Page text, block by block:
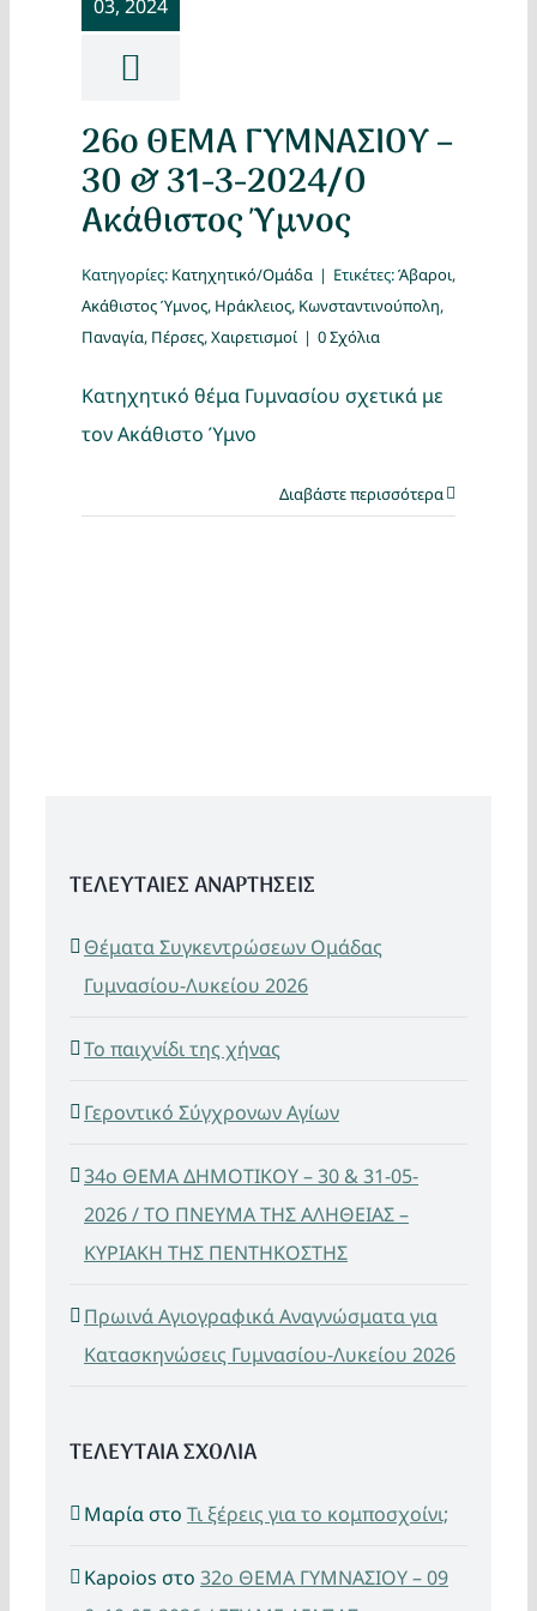
03, 2024
26ο ΘΕΜΑ ΓΥΜΝΑΣΙΟΥ –
30 & 31-3-2024/Ο
Ακάθιστος Ύμνος
Κατηγορίες: Κατηχητικό/Ομάδα | Ετικέτες:Άβαροι,
Ακάθιστος Ύμνος, Ηράκλειος, Κωνσταντινούπολη,
Παναγία, Πέρσες,Χαιρετισμοί | 0 Σχόλια
Κατηχητικό θέμα Γυμνασίου σχετικά με
τον Ακάθιστο Ύμνο
Διαβάστε περισσότερα
ΤΕΛΕΥΤΑΙΕΣ ΑΝΑΡΤΗΣΕΙΣ
Θέματα Συγκεντρώσεων Ομάδας
Γυμνασίου-Λυκείου 2026
Το παιχνίδι της χήνας
Γεροντικό Σύγχρονων Αγίων
34ο ΘΕΜΑ ΔΗΜΟΤΙΚΟΥ – 30 & 31-05-
2026 / ΤΟ ΠΝΕΥΜΑ ΤΗΣ ΑΛΗΘΕΙΑΣ –
ΚΥΡΙΑΚΗ ΤΗΣ ΠΕΝΤΗΚΟΣΤΗΣ
Πρωινά Αγιογραφικά Αναγνώσματα για
Κατασκηνώσεις Γυμνασίου-Λυκείου 2026
ΤΕΛΕΥΤΑΙΑ ΣΧΟΛΙΑ
Μαρία στο Τι ξέρεις για το κομποσχοίνι;
Kapoios στο 32ο ΘΕΜΑ ΓΥΜΝΑΣΙΟΥ – 09